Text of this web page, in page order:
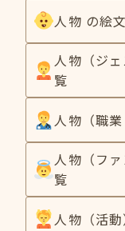
人物 の絵
人物（ジ
覧
人物（職
人物（フ
覧
人物（活